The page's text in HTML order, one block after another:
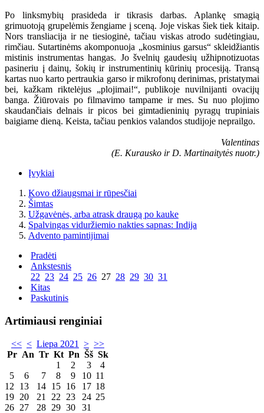
Po linksmybių prasideda ir tikrasis darbas. Aplankę smagią
grimuotoją grupelėmis žengiame į sceną. Joje viskas šiek tiek kitaip.
Nors transliacija ir ne tiesioginė, tačiau viskas atrodo sudėtingiau,
rimčiau. Sutartinėms akomponuoja „kosminius garsus“ skleidžiantis
mistinis instrumentas hangas. Jo švelnių gaudesių užhipnotizuotas
pasineriu į dainų, šokių ir instrumentinių kūrinių procesiją. Transą
kartas nuo karto pertraukia garso ir mikrofonų derinimas, pristatymai
bei, kažkam riktelėjus „plojimai!“, publikoje nuvilnijanti ovacijų
banga. Žiūrovais po filmavimo tampame ir mes. Su nuo plojimo
skaudančiais delnais ir picos bei gimtadieninių pyragų trupiniais
baigiame dieną. Keista, tačiau penkios valandos studijoje neprailgo.
Valentinas
(E. Kurausko ir D. Martinaitytės nuotr.)
Įvykiai
Kovo džiaugsmai ir rūpesčiai
Šimtas
Užgavėnės, arba atrask draugą po kauke
Spalvingas viduržiemio nakties sapnas: Indija
Advento pamintijimai
Pradėti
Ankstesnis
22 23 24 25 26 27 28 29 30 31
Kitas
Paskutinis
Artimiausi renginiai
<< < Liepa 2021 > >>
Pr An Tr Kt Pn Šš Sk
1
2 3
4
5
6 7 8 9 10 11
12
13 14 15 16 17 18
19 20 21 22 23 24 25
26 27 28 29 30 31